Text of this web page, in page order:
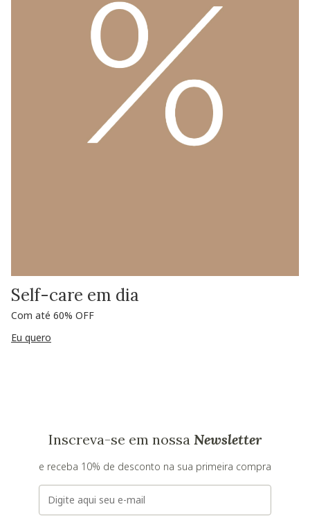
Self-care em dia
Com até 60% OFF
Eu quero
Inscreva-se em nossa Newsletter
e receba 10% de desconto na sua primeira compra
E-mail